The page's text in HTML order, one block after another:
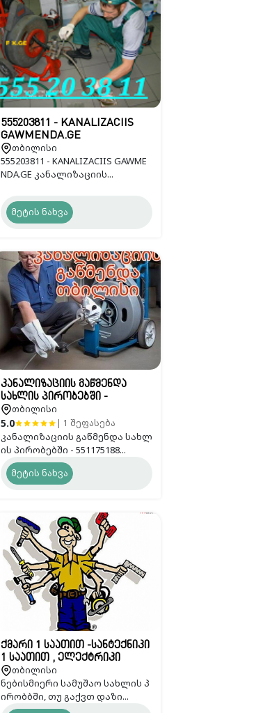
555203811 - KANALIZACIIS
GAWMENDA.GE
თბილისი
555203811 - KANALIZACIIS GAWME
NDA.GE კანალიზაციის...
მეტის ნახვა
კანალიზაციის გაწმენდა
სახლის პირობებში -
551175188
თბილისი
5.0 | 1 შეფასება
კანალიზაციის გაწმენდა სახლ
ის პირობებში - 551175188...
მეტის ნახვა
ქმარი 1 საათით -სანტექნიკი
1 საათით , ელექტრიკი
თბილისი
ნებისმიერი სამუშაო სახლის პ
ირობბში, თუ გაქვთ დაზი...